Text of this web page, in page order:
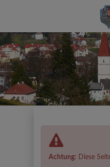
Achtung: Diese